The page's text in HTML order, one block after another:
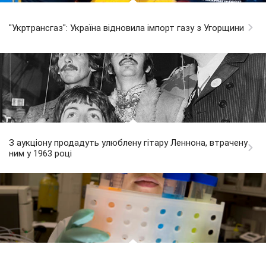
"Укртрансгаз": Україна відновила імпорт газу з Угорщини
З аукціону продадуть улюблену гітару Леннона, втрачену
ним у 1963 році